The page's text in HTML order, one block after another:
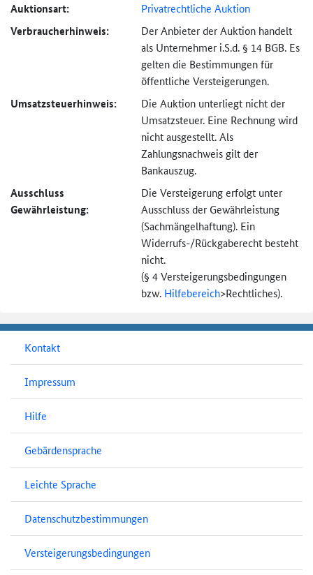
Auktionsart: Privatrechtliche Auktion
Verbraucher­hinweis:
Der Anbieter der Auktion handelt
als Unternehmer i.S.d. § 14 BGB. Es
gelten die Bestimmungen für
öffentliche Versteigerungen.
Umsatzsteuer­hinweis:
Die Auktion unterliegt nicht der
Umsatzsteuer. Eine Rechnung wird
nicht ausgestellt. Als
Zahlungsnachweis gilt der
Bankauszug.
Ausschluss
Gewährleistung:
Die Versteigerung erfolgt unter
Ausschluss der Gewährleistung
(Sachmängel­haftung). Ein
Widerrufs-/Rückgaberecht besteht
nicht.
(§ 4 Versteigerungs­bedingungen
bzw. Hilfebereich>Rechtliches).
Kontakt
Impressum
Hilfe
Gebärdensprache
Leichte Sprache
Datenschutzbestimmungen
Versteigerungsbedingungen